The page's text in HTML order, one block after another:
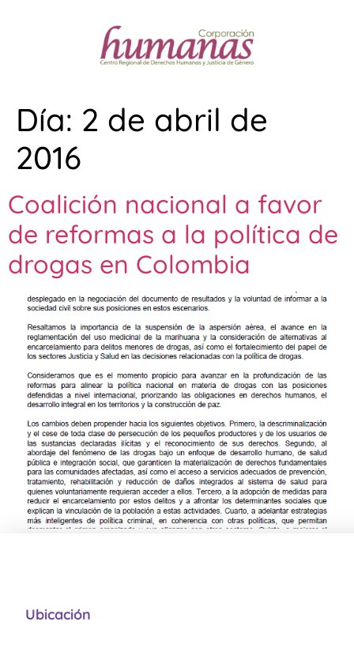
Día: 2 de abril de
2016
​Coalición nacional a favor
de reformas a la política de
drogas en Colombia
Ubicación